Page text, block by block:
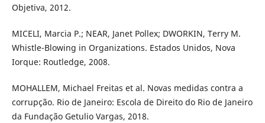
Objetiva, 2012.
MICELI, Marcia P.; NEAR, Janet Pollex; DWORKIN, Terry M.
Whistle-Blowing in Organizations. Estados Unidos, Nova
Iorque: Routledge, 2008.
MOHALLEM, Michael Freitas et al. Novas medidas contra a
corrupção. Rio de Janeiro: Escola de Direito do Rio de Janeiro
da Fundação Getulio Vargas, 2018.